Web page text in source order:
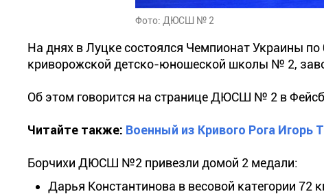
Фото: ДЮСШ № 2
На днях в Луцке состоялся Чемпионат Украины
криворожской детско-юношеской школы № 2,
Об этом говорится на странице ДЮСШ № 2 в
Читайте также: Военный из Кривого Рога
Борчихи ДЮСШ №2 привезли домой 2 медали:
Дарья Константинова в весовой категории 72